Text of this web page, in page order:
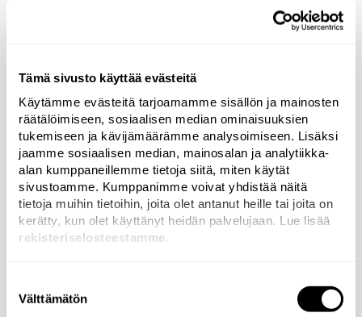
Tämä sivusto käyttää evästeitä
Käytämme evästeitä tarjoamamme sisällön ja mainosten
räätälöimiseen, sosiaalisen median ominaisuuksien
tukemiseen ja kävijämäärämme analysoimiseen. Lisäksi
jaamme sosiaalisen median, mainosalan ja analytiikka-
alan kumppaneillemme tietoja siitä, miten käytät
sivustoamme. Kumppanimme voivat yhdistää näitä
tietoja muihin tietoihin, joita olet antanut heille tai joita on
kerätty, kun olet käyttänyt heidän palvelujaan. Lue lisää
rekisteriselosteestamme
valinta
Välttämätön
korkeatasoinen toteutus uskaltaa myös haastaa
Fazer: Rauhankyyhky
”Ikoninen suomalainen brändi juhlistaa
itsenäisyyspäivää näyttämällä vain tuotteensa taitetut
kääreet ja onnistuu samalla ottamaan kantaa
ajankohtaisiin aiheisiin. Idea sekä toteutus on
pysäyttävä, laadukas ja jättää vahvan muistijäljen.
Tämä mainos toimisi ilman logoakin ja mainostajan
tunnistaisi. Erinomaisen laadukas työ kaikilla tasoilla.”